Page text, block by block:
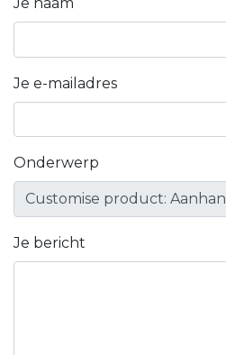
Je e-mailadres
Onderwerp
Je bericht